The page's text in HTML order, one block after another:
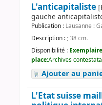
L'anticapitaliste
gauche
Publication : Lausanne :
Description :; 38 cm.
Disponibilité :
place:Archives
Ajouter au
L'Etat suisse